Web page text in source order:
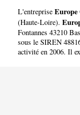
L'entreprise Europe
(Haute-Loire).
Fontannes 43210
sous le SIREN
activité en 2006. Il